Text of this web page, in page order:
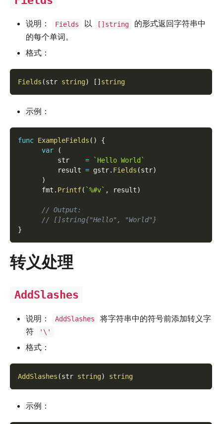
说明： Fields 以 []string
的形式返回字符串中
的每个单词。
格式：
Fields (str string) [ ] string
示例：
func ExampleFields ( )
{
var
(
          str
=
`Hello World`
          result
= gstr. Fields (str)
)
      fmt
. Printf( `%#v` , result)
// Output:
// []string{"Hello", "World"}
}
转义处理
AddSlashes
说明： AddSlashes
将字符串中的符号前添加转义字
符
'\'
格式：
AddSlashes (str string) string
示例：